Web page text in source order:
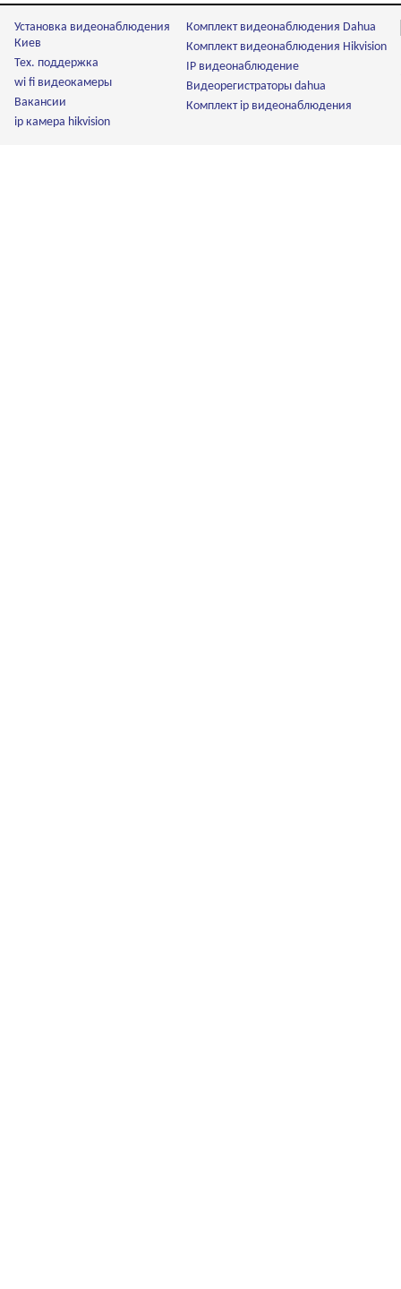
Установка видеонаблюдения
Киев
Тех. поддержка
wi fi видеокамеры
Вакансии
ip камера hikvision
Комплект видеонаблюдения Dahua
Комплект видеонаблюдения Hikvision
IP видеонаблюдение
Видеорегистраторы dahua
Комплект ip видеонаблюдения